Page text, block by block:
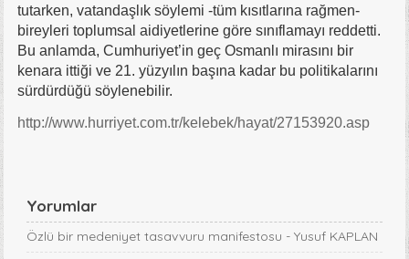
tutarken, vatandaşlık söylemi -tüm kısıtlarına rağmen-
bireyleri toplumsal aidiyetlerine göre sınıflamayı reddetti.
Bu anlamda, Cumhuriyet’in geç Osmanlı mirasını bir
kenara ittiği ve 21. yüzyılın başına kadar bu politikalarını
sürdürdüğü söylenebilir.
http://www.hurriyet.com.tr/kelebek/hayat/27153920.asp
Yorumlar
Özlü bir medeniyet tasavvuru manifestosu - Yusuf KAPLAN